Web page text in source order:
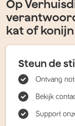
Op
kat of konijn
Steun de
Ontvang
Bekijk
Support